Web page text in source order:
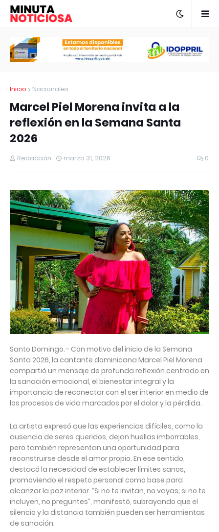
Inicio Nacionales
Marcel Piel Morena invita a la
reflexión en la Semana Santa
2026
Redacción marzo 31, 2026 0
Santo Domingo.– Con motivo del inicio de la Semana
Santa 2026, la cantante dominicana Marcel Piel Morena
compartió un mensaje de profunda reflexión centrado en
la sanación emocional, el bienestar integral y la
importancia de reconectar con el ser interior en medio de
los procesos de vida marcados por el dolor y la pérdida.
La artista expresó que las experiencias difíciles, como la
ausencia de seres queridos, dejan huellas imborrables,
pero también representan una oportunidad para
reconstruirse desde el amor propio. En ese sentido,
destacó la necesidad de establecer límites sanos,
promoviendo el respeto personal como base para
alcanzar la paz interior. “Si no te invitan, no vayas; si no te
incluyen, no preguntes”, manifestó, subrayando que el
silencio y la distancia también pueden ser herramientas
de sanación.